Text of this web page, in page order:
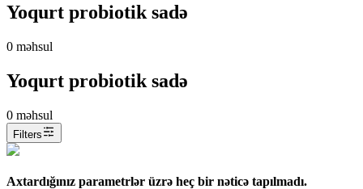
Yoqurt probiotik sadə
0 məhsul
Yoqurt probiotik sadə
0 məhsul
Filters
Axtardığınız parametrlər üzrə heç bir nəticə tapılmadı.